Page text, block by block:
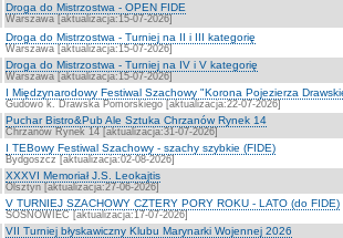
Droga do Mistrzostwa - OPEN FIDE
Warszawa [aktualizacja:15-07-2026]
Droga do Mistrzostwa - Turniej na II i III kategorię
Warszawa [aktualizacja:15-07-2026]
Droga do Mistrzostwa - Turniej na IV i V kategorię
Warszawa [aktualizacja:15-07-2026]
I Międzynarodowy Festiwal Szachowy "Korona Pojezierza
Gudowo k. Drawska Pomorskiego [aktualizacja:22-07-2026]
Puchar Bistro&Pub Ale Sztuka Chrzanów Rynek 14
Chrzanów Rynek 14 [aktualizacja:31-07-2026]
I TEBowy Festiwal Szachowy - szachy szybkie (FIDE)
Bydgoszcz [aktualizacja:02-08-2026]
XXXVI Memoriał J.S. Leokajtis
Olsztyn [aktualizacja:27-06-2026]
V TURNIEJ SZACHOWY CZTERY PORY ROKU - LATO (do FIDE)
SOSNOWIEC [aktualizacja:17-07-2026]
VII Turniej błyskawiczny Klubu Marynarki Wojennej 2026